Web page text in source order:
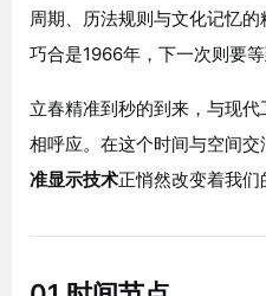
周期、历法规则与文化记忆
巧合是1966年，下一次则要
立春精准到秒的到来，与现
相呼应。在这个时间与空间交
准显示技术正悄然改变着我们